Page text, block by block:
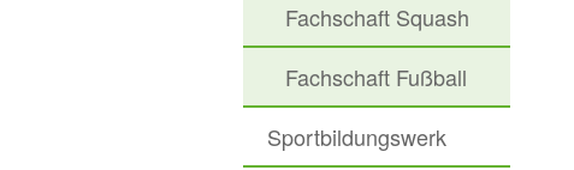
Fachschaft Squash
Fachschaft Fußball
Sportbildungswerk